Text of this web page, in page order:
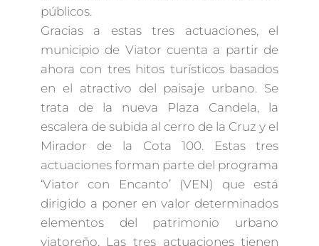
públicos.
Gracias a estas tres actuaciones, el
municipio de Viator cuenta a partir de
ahora con tres hitos turísticos basados
en el atractivo del paisaje urbano. Se
trata de la nueva Plaza Candela, la
escalera de subida al cerro de la Cruz y el
Mirador de la Cota 100. Estas tres
actuaciones forman parte del programa
‘Viator con Encanto’ (VEN) que está
dirigido a poner en valor determinados
elementos del patrimonio urbano
viatoreño. Las tres actuaciones tienen